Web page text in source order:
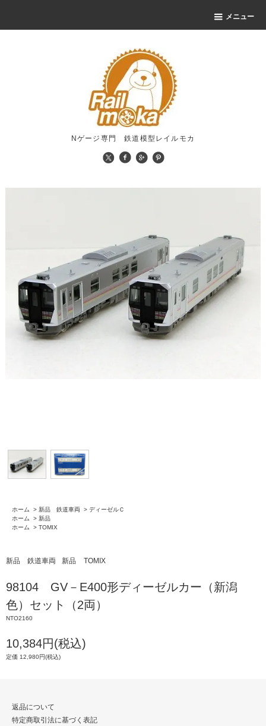
メニュー
Nゲージ専門 鉄道模型レイルモカ
ホーム > 新品 鉄道車両 > ディーゼルＣ
ホーム
> 新品
ホーム
> TOMIX
新品 鉄道車両 新品 TOMIX
98104 GV－E400形ディーゼルカー（新潟
色）セット（2両）
NTO2160
10,384円(税込)
定価 12,980円(税込)
返品について
特定商取引法に基づく表記